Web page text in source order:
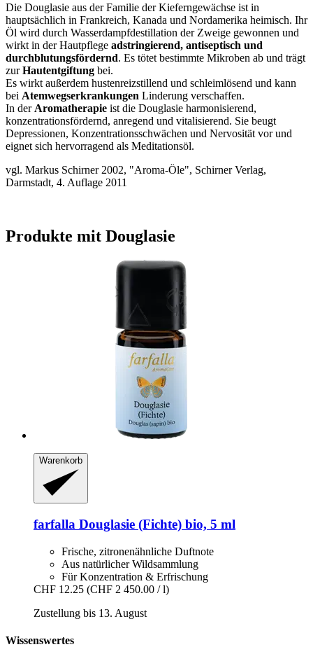
Die Douglasie aus der Familie der Kieferngewächse ist in
hauptsächlich in Frankreich, Kanada und Nordamerika heimisch. Ihr
Öl wird durch Wasserdampfdestillation der Zweige gewonnen und
wirkt in der Hautpflege adstringierend, antiseptisch und
durchblutungsfördernd. Es tötet bestimmte Mikroben ab und trägt
zurHautentgiftung bei.
Es wirkt außerdem hustenreizstillend und schleimlösend und kann
bei Atemwegserkrankungen Linderung verschaffen.
In der Aromatherapie ist die Douglasie harmonisierend,
konzentrationsfördernd, anregend und vitalisierend. Sie beugt
Depressionen, Konzentrationsschwächen und Nervosität vor und
eignet sich hervorragend als Meditationsöl.
vgl. Markus Schirner 2002, "Aroma-Öle", Schirner Verlag,
Darmstadt, 4. Auflage 2011
Produkte mit Douglasie
Warenkorb
farfalla Douglasie (Fichte) bio, 5 ml
Frische, zitronenähnliche Duftnote
Aus natürlicher Wildsammlung
Für Konzentration & Erfrischung
CHF 12.25 (CHF 2 450.00 / l)
Zustellung bis 13. August
Wissenswertes